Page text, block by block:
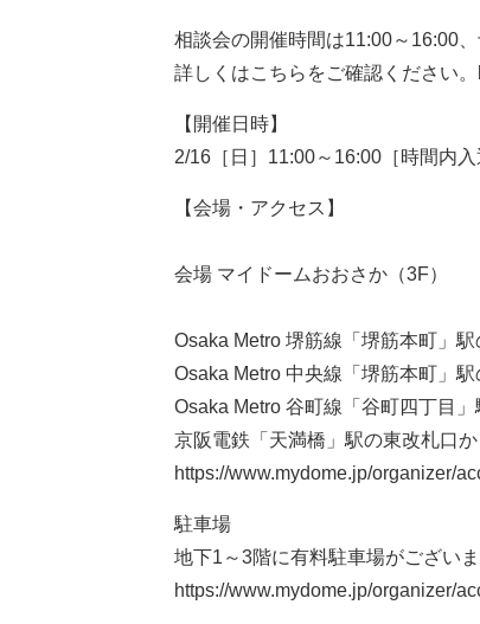
相談会の開催時間は11:00～16:00
詳しくはこちらをご確認ください。
【開催日時】
2/16［日］11:00～16:00［時間内入
【会場・アクセス】
会場 マイドームおおさか（3F）
Osaka Metro 堺筋線「堺筋本町」
Osaka Metro 中央線「堺筋本町」
Osaka Metro 谷町線「谷町四丁目
京阪電鉄「天満橋」駅の東改札口
https://www.mydome.jp/organizer/
駐車場
地下1～3階に有料駐車場がございま
https://www.mydome.jp/organizer/